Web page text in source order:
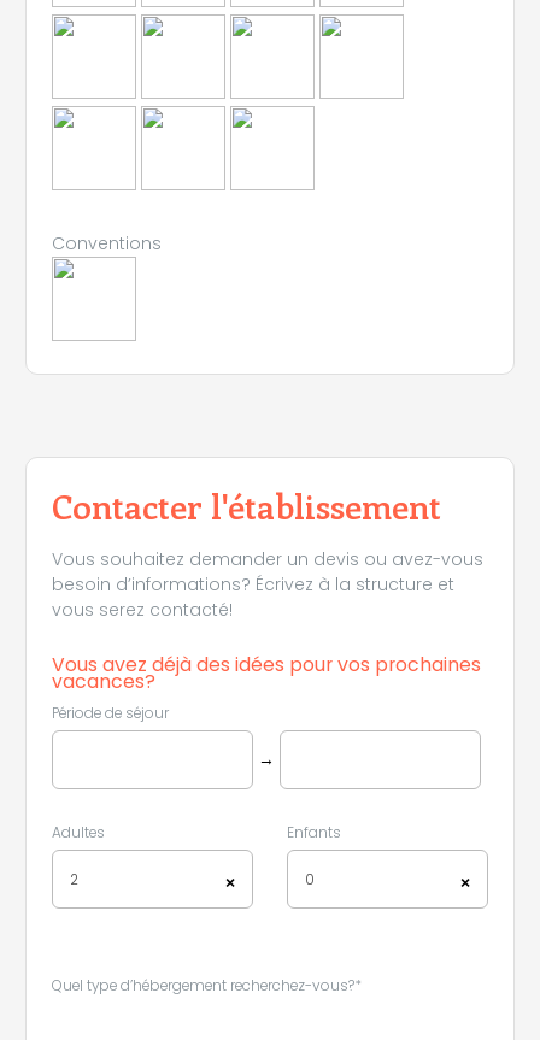
Conventions
Contacter l'établissement
Vous souhaitez demander un devis ou avez-vous
besoin d’informations? Écrivez à la structure et
vous serez contacté!
Vous avez déjà des idées pour vos prochaines
vacances?
Période de séjour
→
Adultes
×
2
Enfants
×
0
Quel type d’hébergement recherchez-vous?*